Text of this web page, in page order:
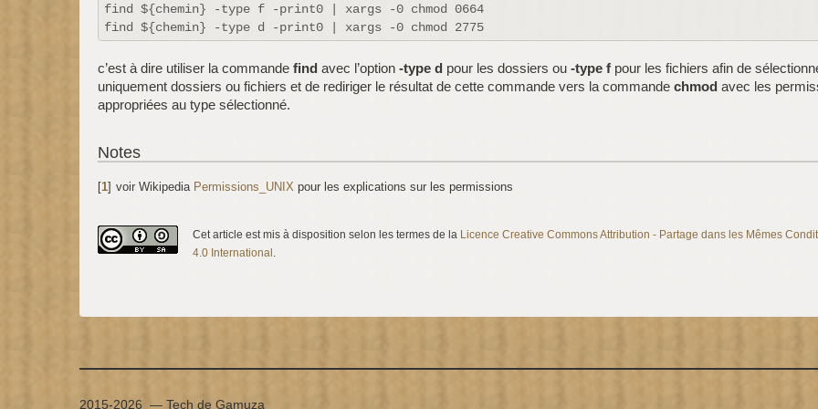
c’est à dire utiliser la commande find avec l’option -type d pour les dossiers ou -type f pour les fichiers afin de
uniquement dossiers ou fichiers et de rediriger le résultat de cette commande vers la commande chmod avec les
appropriées au type sélectionné.
Notes
[1] voir Wikipedia Permissions_UNIX pour les explications sur les permissions
Cet article est mis à disposition selon les termes de la Licence Creative Commons Attribution - Partage dans les Mêmes
4.0 International .
2015-2026 — Tech de Gamuza